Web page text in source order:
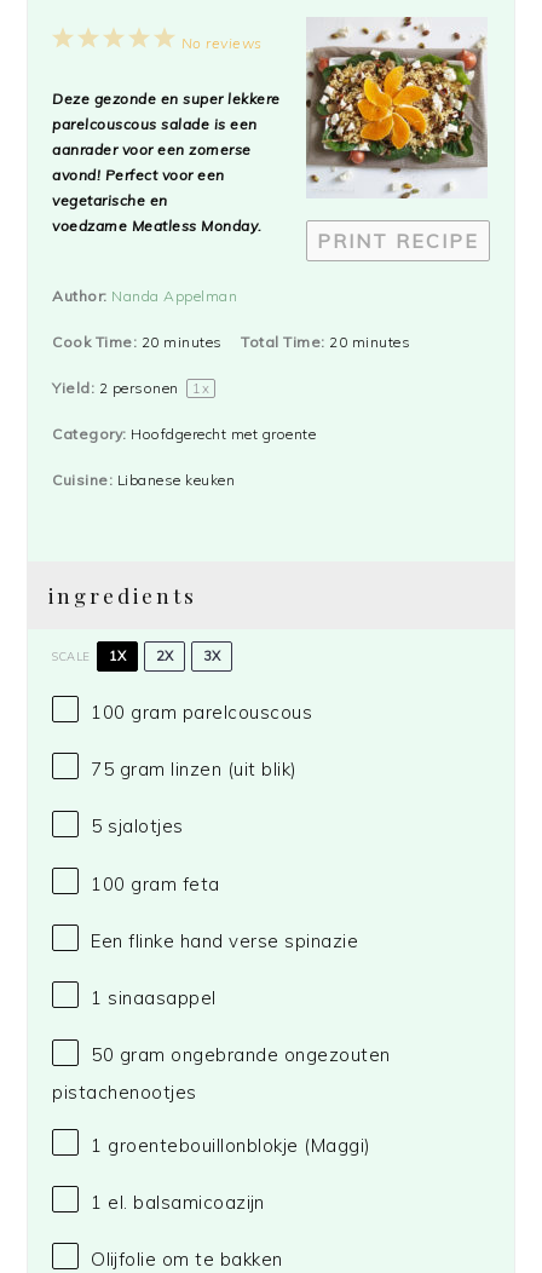
PRINT RECIPE
5
4
3
2
1
No reviews
Deze gezonde en super lekkere
parelcouscous salade is een
aanrader voor een zomerse
avond! Perfect voor een
vegetarische en
voedzame Meatless Monday.
Author: Nanda Appelman
Cook Time: 20 minutes Total Time: 20 minutes
Yield: 2 personen 1x
Category: Hoofdgerecht met groente
Cuisine: Libanese keuken
ingredients
SCALE 1X 2X 3X
100 gram parelcouscous
75 gram linzen (uit blik)
5 sjalotjes
100 gram feta
Een flinke hand verse spinazie
1 sinaasappel
50 gram ongebrande ongezouten
pistachenootjes
1 groentebouillonblokje (Maggi)
1 el. balsamicoazijn
Olijfolie om te bakken